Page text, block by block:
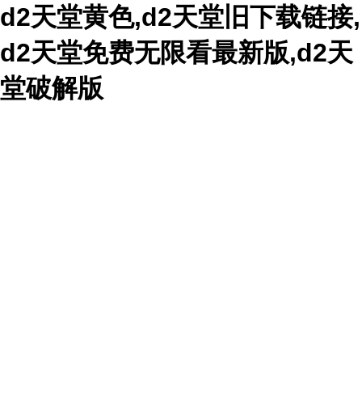
d2天堂黄色,d2天堂旧下载链接,
d2天堂免费无限看最新版,d2天
堂破解版